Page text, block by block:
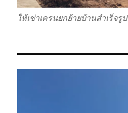
ให้เช่าเครนยกย้ายบ้านสำเร็จรูป